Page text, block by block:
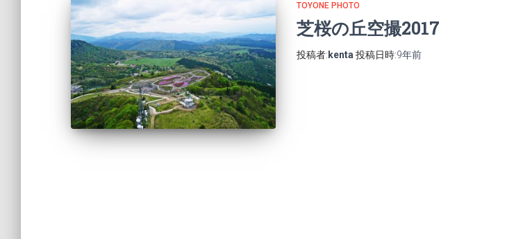
TOYONE PHOTO
芝桜の丘空撮2017
投稿者: kenta投稿日時:9年前